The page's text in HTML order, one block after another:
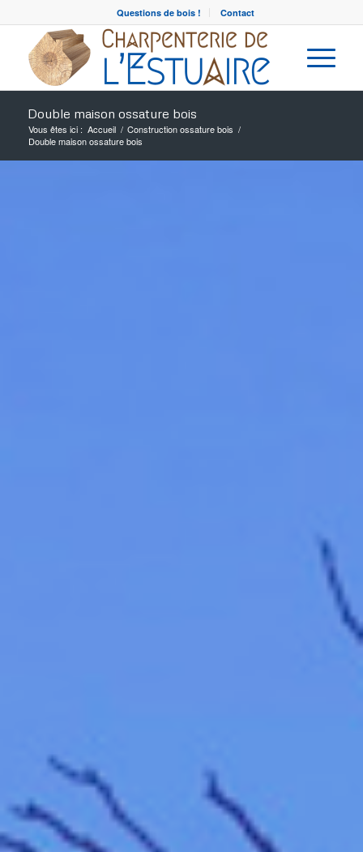
Questions de bois ! Contact
Double maison ossature bois
Vous êtes ici : Accueil / Construction ossature bois /
Double maison ossature bois